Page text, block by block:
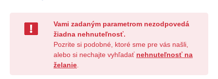
Stavebný pozemok
OD MORA DO(m)
Vami zadaným parametrom nezodpovedá
žiadna nehnuteľnosť.
Pozrite si podobné, ktoré sme pre vás našli,
alebo si nechajte vyhľadať nehnuteľnosť na
želanie